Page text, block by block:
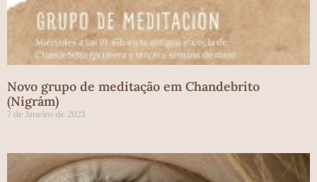
Novo grupo de meditação em Chandebrito
(Nigrám)
7 de Janeiro de 2023